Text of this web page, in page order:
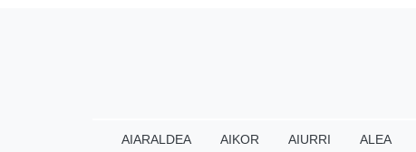
AIARALDEA AIKOR AIURRI ALEA